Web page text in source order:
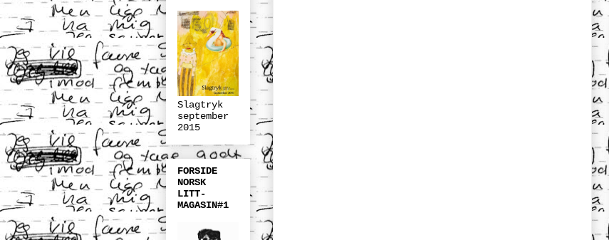
Slagtryk
september
2015
FORSIDE
NORSK
LITT-
MAGASIN#1